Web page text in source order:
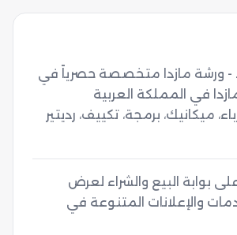
بوابة البيع والشراء لعرض
والإعلانات المتنوعة في